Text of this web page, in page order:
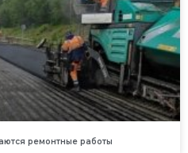
ремонтные работы